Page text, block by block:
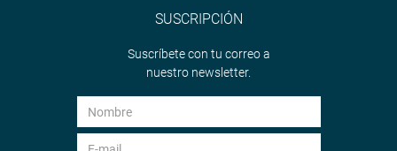
SUSCRIPCIÓN
Suscríbete con tu correo a
nuestro newsletter.